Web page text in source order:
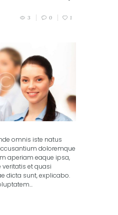
3 0 1
omnis iste natus
doloremque
aperiam eaque ipsa,
et quasi
dicta sunt, explicabo.